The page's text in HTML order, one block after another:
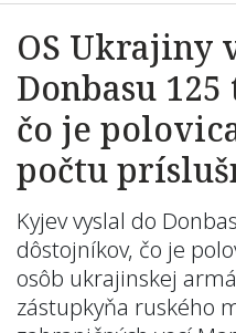
OS Ukrajiny
Donbasu
čo je
počtu
Kyjev vyslal do
dôstojníkov, čo je
osôb ukrajinskej
zástupkyňa ruského